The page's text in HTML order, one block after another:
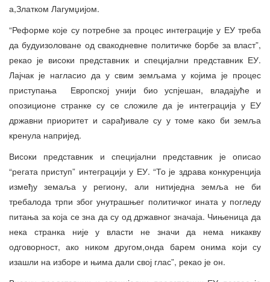
а,Златком Лагумџијом.
“Реформе које су потребне за процес интеграције у ЕУ треба
да будуизоловане од свакодневне политичке борбе за власт”,
рекао је високи представник и специјални представник ЕУ.
Лајчак је нагласио да у свим земљама у којима је процес
приступања Европској унији био успјешан, владајуће и
опозиционе странке су се сложиле да је интеграција у ЕУ
државни приоритет и сарађивале су у томе како би земља
кренула напријед.
Високи представник и специјални представник је описао
“регата приступ” интеграцији у ЕУ. “То је здрава конкуренција
између земаља у региону, али нитиједна земља не би
требалода трпи због унутрашњег политичког ината у погледу
питања за која се зна да су од државног значаја. Чињеница да
нека странка није у власти не значи да нема никакву
одговорност, ако ником другом,онда барем онима који су
изашли на изборе и њима дали свој глас”, рекао је он.